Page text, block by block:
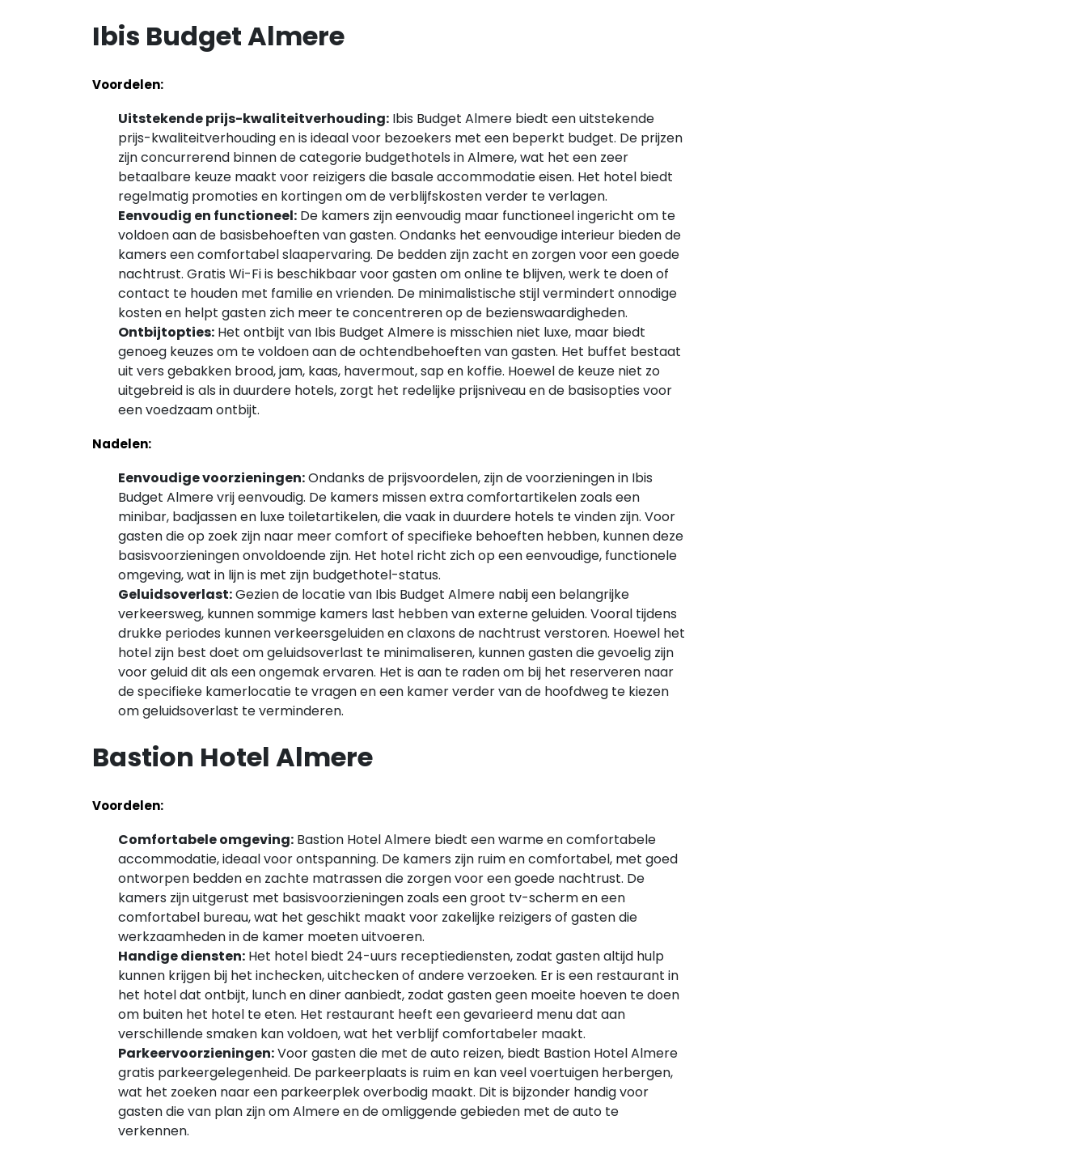
Ibis Budget Almere
Voordelen:
Uitstekende prijs-kwaliteitverhouding: Ibis Budget Almere biedt een uitstekende
prijs-kwaliteitverhouding en is ideaal voor bezoekers met een beperkt budget. De prijzen
zijn concurrerend binnen de categorie budgethotels in Almere, wat het een zeer
betaalbare keuze maakt voor reizigers die basale accommodatie eisen. Het hotel biedt
regelmatig promoties en kortingen om de verblijfskosten verder te verlagen.
Eenvoudig en functioneel: De kamers zijn eenvoudig maar functioneel ingericht om te
voldoen aan de basisbehoeften van gasten. Ondanks het eenvoudige interieur bieden de
kamers een comfortabel slaapervaring. De bedden zijn zacht en zorgen voor een goede
nachtrust. Gratis Wi-Fi is beschikbaar voor gasten om online te blijven, werk te doen of
contact te houden met familie en vrienden. De minimalistische stijl vermindert onnodige
kosten en helpt gasten zich meer te concentreren op de bezienswaardigheden.
Ontbijtopties: Het ontbijt van Ibis Budget Almere is misschien niet luxe, maar biedt
genoeg keuzes om te voldoen aan de ochtendbehoeften van gasten. Het buffet bestaat
uit vers gebakken brood, jam, kaas, havermout, sap en koffie. Hoewel de keuze niet zo
uitgebreid is als in duurdere hotels, zorgt het redelijke prijsniveau en de basisopties voor
een voedzaam ontbijt.
Nadelen:
Eenvoudige voorzieningen:Ondanks de prijsvoordelen, zijn de voorzieningen in Ibis
Budget Almere vrij eenvoudig. De kamers missen extra comfortartikelen zoals een
minibar, badjassen en luxe toiletartikelen, die vaak in duurdere hotels te vinden zijn. Voor
gasten die op zoek zijn naar meer comfort of specifieke behoeften hebben, kunnen deze
basisvoorzieningen onvoldoende zijn. Het hotel richt zich op een eenvoudige, functionele
omgeving, wat in lijn is met zijn budgethotel-status.
Geluidsoverlast:Gezien de locatie van Ibis Budget Almere nabij een belangrijke
verkeersweg, kunnen sommige kamers last hebben van externe geluiden. Vooral tijdens
drukke periodes kunnen verkeersgeluiden en claxons de nachtrust verstoren. Hoewel het
hotel zijn best doet om geluidsoverlast te minimaliseren, kunnen gasten die gevoelig zijn
voor geluid dit als een ongemak ervaren. Het is aan te raden om bij het reserveren naar
de specifieke kamerlocatie te vragen en een kamer verder van de hoofdweg te kiezen
om geluidsoverlast te verminderen.
Bastion Hotel Almere
Voordelen:
Comfortabele omgeving: Bastion Hotel Almere biedt een warme en comfortabele
accommodatie, ideaal voor ontspanning. De kamers zijn ruim en comfortabel, met goed
ontworpen bedden en zachte matrassen die zorgen voor een goede nachtrust. De
kamers zijn uitgerust met basisvoorzieningen zoals een groot tv-scherm en een
comfortabel bureau, wat het geschikt maakt voor zakelijke reizigers of gasten die
werkzaamheden in de kamer moeten uitvoeren.
Handige diensten: Het hotel biedt 24-uurs receptiediensten, zodat gasten altijd hulp
kunnen krijgen bij het inchecken, uitchecken of andere verzoeken. Er is een restaurant in
het hotel dat ontbijt, lunch en diner aanbiedt, zodat gasten geen moeite hoeven te doen
om buiten het hotel te eten. Het restaurant heeft een gevarieerd menu dat aan
verschillende smaken kan voldoen, wat het verblijf comfortabeler maakt.
Parkeervoorzieningen:Voor gasten die met de auto reizen, biedt Bastion Hotel Almere
gratis parkeergelegenheid. De parkeerplaats is ruim en kan veel voertuigen herbergen,
wat het zoeken naar een parkeerplek overbodig maakt. Dit is bijzonder handig voor
gasten die van plan zijn om Almere en de omliggende gebieden met de auto te
verkennen.